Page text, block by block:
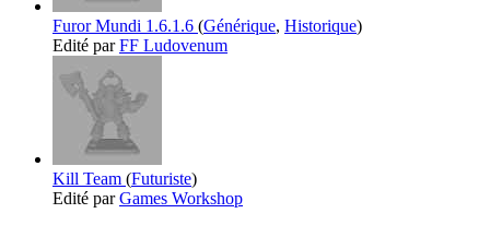
Furor Mundi 1.6.1.6 (Générique, Historique)
Edité parFF Ludovenum
Kill Team (Futuriste)
Edité parGames Workshop